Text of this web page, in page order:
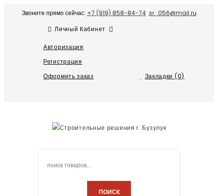
Звоните прямо сейчас: +7 (919) 858-84-74 sr_056@mail.ru
Личный Кабинет
Авторизация
Регистрация
Оформить заказ
Закладки (0)
ПОИСК